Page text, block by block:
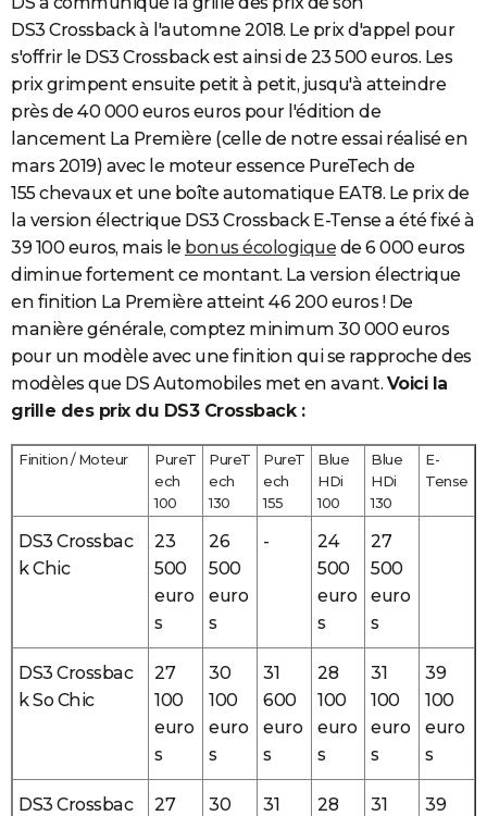
DS3 Crossback à l'automne 2018. Le prix d'appel pour
s'offrir le DS3 Crossback est ainsi de 23 500 euros. Les
prix grimpent ensuite petit à petit, jusqu'à atteindre
près de 40 000 euros euros pour l'édition de
lancement La Première (celle de notre essai réalisé en
mars 2019) avec le moteur essence PureTech de
155 chevaux et une boîte automatique EAT8. Le prix de
la version électrique DS3 Crossback E-Tense a été fixé à
39 100 euros, mais le bonus écologique de 6 000 euros
diminue fortement ce montant. La version électrique
en finition La Première atteint 46 200 euros ! De
manière générale, comptez minimum 30 000 euros
pour un modèle avec une finition qui se rapproche des
modèles que DS Automobiles met en avant. Voici la
grille des prix du DS3 Crossback :
Finition / Moteur
PureT
ech
100
PureT
ech
130
PureT
ech
155
Blue
HDi
100
Blue
HDi
130
E-
Tense
DS3 Crossbac
k Chic
23
500
euro
s
26
500
euro
s
-
24
500
euro
s
27
500
euro
s
DS3 Crossbac
k So Chic
27
100
euro
s
30
100
euro
s
31
600
euro
s
28
100
euro
s
31
100
euro
s
39
100
euro
s
DS3 Crossbac
27
30
31
28
31
39